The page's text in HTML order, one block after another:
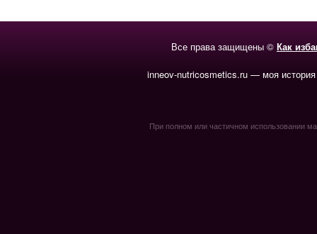
Все права защищены © Как
inneov-nutricosmetics.ru — моя
При полном или частичном использовании